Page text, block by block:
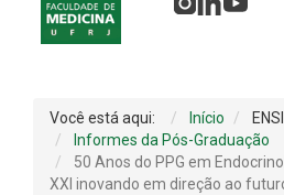
Você está aqui: Início
Informes da Pós-Graduação
50 Anos do PPG em
XXI inovando em direção ao